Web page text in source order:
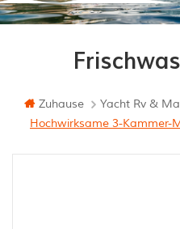
Zuhause Yacht Rv &
Hochwirksame 3-Kammer-